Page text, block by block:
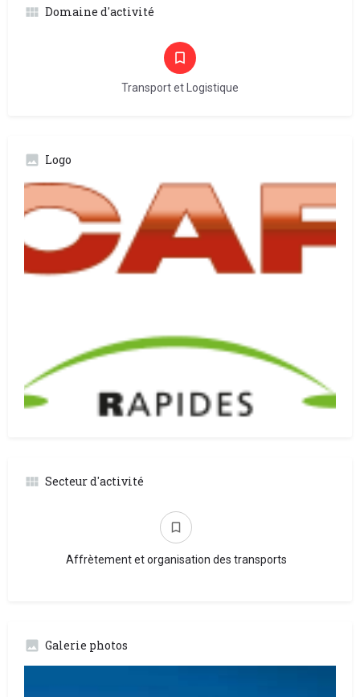
Domaine d'activité
Transport et Logistique
Logo
Secteur d'activité
Affrètement et organisation des transports
Galerie photos